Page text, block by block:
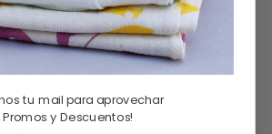
TE RECOMENDAMOS…
tu mail para aprovechar
Promos y Descuentos!